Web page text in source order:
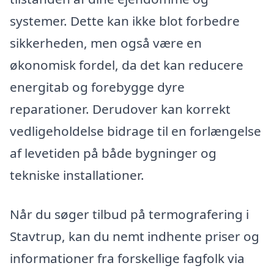
systemer. Dette kan ikke blot forbedre
sikkerheden, men også være en
økonomisk fordel, da det kan reducere
energitab og forebygge dyre
reparationer. Derudover kan korrekt
vedligeholdelse bidrage til en forlængelse
af levetiden på både bygninger og
tekniske installationer.
Når du søger tilbud på termografering i
Stavtrup, kan du nemt indhente priser og
informationer fra forskellige fagfolk via